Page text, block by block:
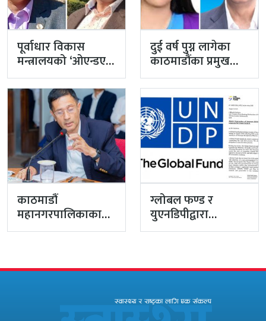
पूर्वाधार विकास
मन्त्रालयको ‘ओएन्डएम’
नटुंगिदा प्रशासनका
सहसचिवको भएन
व्यवस्थापन
दुई वर्ष पुग्न लागेका
काठमाडौंका प्रमुख
प्रशासकीय अधिकृत
गुरागाईं अवकाशमा,…
काठमाडौं
महानगरपालिकाका
प्रमुख प्रशासकीय
ग्लोबल फण्ड र
युएनडिपीद्वारा
सरकारको
विवादास्पद…